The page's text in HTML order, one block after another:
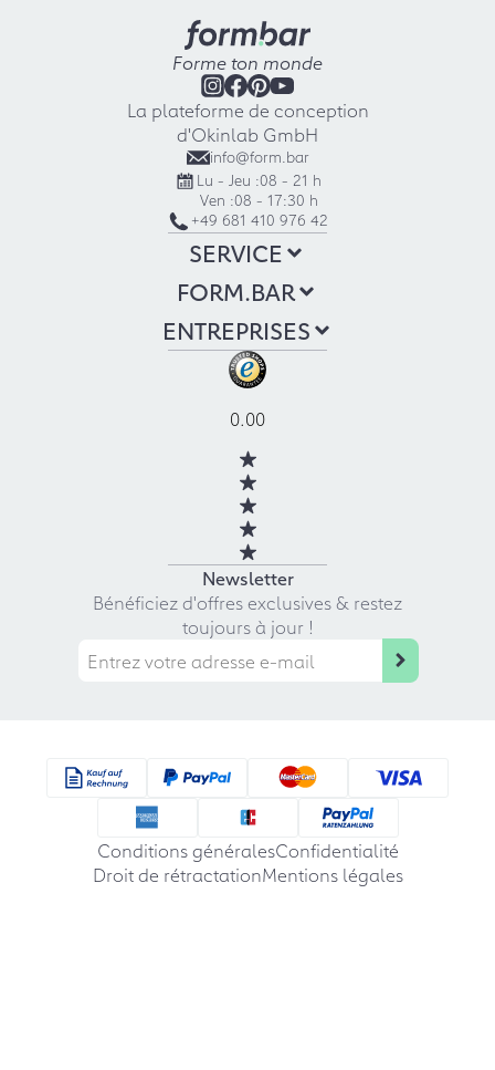
Forme ton monde
La plateforme de conception
d'Okinlab GmbH
info@form.bar
Lu - Jeu :08 - 21 h
Ven :08 - 17:30 h
+49 681 410 976 42
SERVICE
FORM.BAR
ENTREPRISES
0.00
Newsletter
Bénéficiez d'offres exclusives & restez
toujours à jour !
Conditions généralesConfidentialité
Droit de rétractationMentions légales